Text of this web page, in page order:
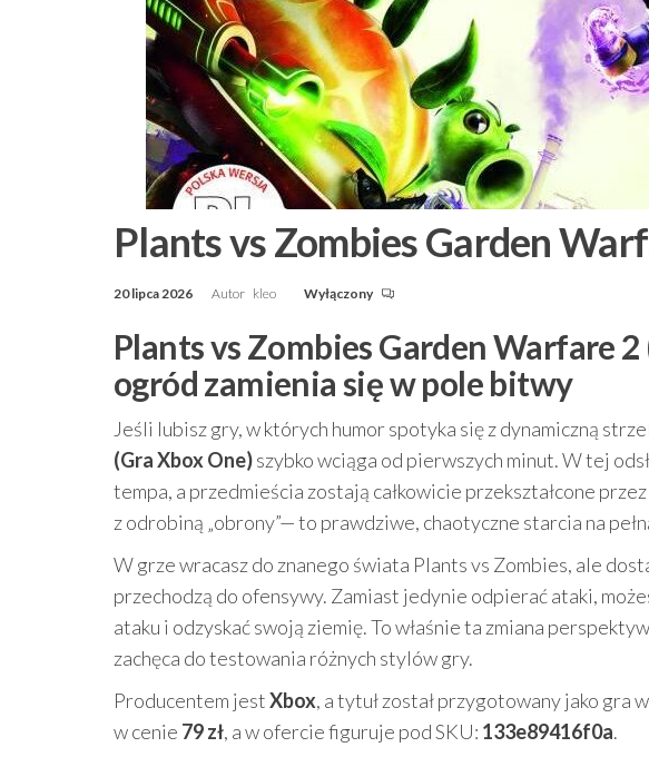
Plants vs Zombies Garden
20 lipca 2026 Autor kleo Wyłączony
Plants vs Zombies Garden Warfare
ogród zamienia się w pole bitwy
Jeśli lubisz gry, w których humor spotyka się z dynamiczną
(Gra Xbox One)szybko wciąga od pierwszych minut. W tej
tempa, a przedmieścia zostają całkowicie przekształcone
z odrobiną „obrony”— to prawdziwe, chaotyczne starcia na
W grze wracasz do znanego świata Plants vs Zombies, ale
przechodzą do ofensywy. Zamiast jedynie odpierać ataki,
ataku i odzyskać swoją ziemię. To właśnie ta zmiana
zachęca do testowania różnych stylów gry.
Producentem jestXbox, a tytuł został przygotowany jako gra
w cenie 79 zł, a w ofercie figuruje pod SKU: 133e89416f0a.